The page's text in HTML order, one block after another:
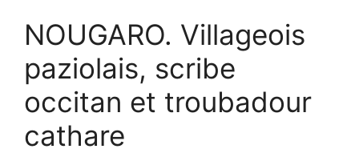
NOUGARO. Villageois
paziolais, scribe
occitan et troubadour
cathare